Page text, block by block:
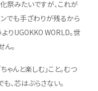
祭みたいですが、これが
ンでも手ざわりが残るから
よりUGOKKO WORLD。世
。
ゃんと楽しむ」こと。むつ
、芯はぶらさない。